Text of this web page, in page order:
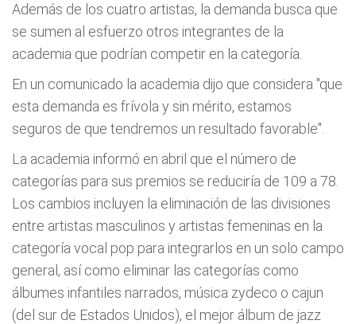
Además de los cuatro artistas, la demanda busca que
se sumen al esfuerzo otros integrantes de la
academia que podrían competir en la categoría.
En un comunicado la academia dijo que considera "que
esta demanda es frívola y sin mérito, estamos
seguros de que tendremos un resultado favorable".
La academia informó en abril que el número de
categorías para sus premios se reduciría de 109 a 78.
Los cambios incluyen la eliminación de las divisiones
entre artistas masculinos y artistas femeninas en la
categoría vocal pop para integrarlos en un solo campo
general, así como eliminar las categorías como
álbumes infantiles narrados, música zydeco o cajun
(del sur de Estados Unidos), el mejor álbum de jazz